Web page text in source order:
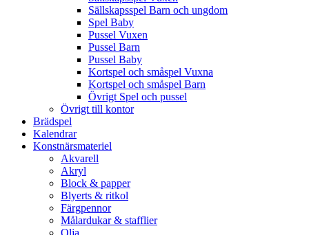
Sällskapsspel Barn och ungdom
Spel Baby
Pussel Vuxen
Pussel Barn
Pussel Baby
Kortspel och småspel Vuxna
Kortspel och småspel Barn
Övrigt Spel och pussel
Övrigt till kontor
Brädspel
Kalendrar
Konstnärsmateriel
Akvarell
Akryl
Block & papper
Blyerts & ritkol
Färgpennor
Målardukar & stafflier
Olja